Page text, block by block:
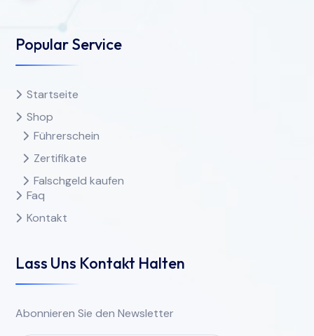
Popular Service
Startseite
Shop
Führerschein
Zertifikate
Falschgeld kaufen
Faq
Kontakt
Lass Uns Kontakt Halten
Abonnieren Sie den Newsletter